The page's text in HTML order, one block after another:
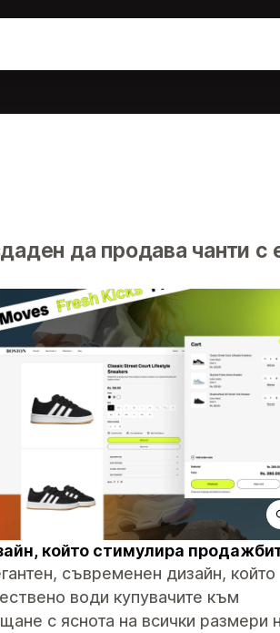
да продава чанти с
който стимулира
съвременен дизайн, който
води купувачите към
с яснота на всички размери